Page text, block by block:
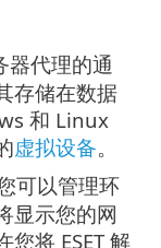
器代理的通
存储在数据
和 Linux
虚拟设备。
可以管理环
显示您的网
将 ESET 解